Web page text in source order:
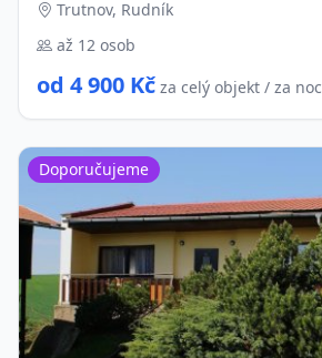
Trutnov, Rudník
až 12 osob
od 4 900 Kč za celý objekt / za noc
Doporučujeme